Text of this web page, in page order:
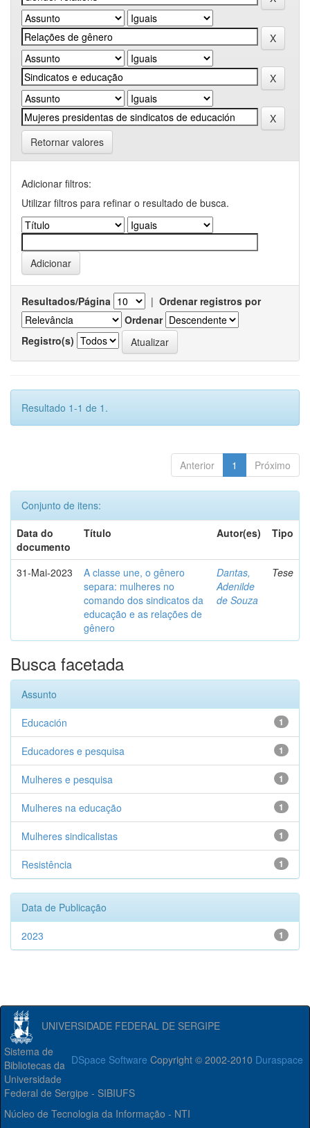
Retornar valores
Adicionar filtros:
Utilizar filtros para refinar o resultado de busca.
Resultados/Página | Ordenar registros por
Ordenar
Registro(s)
Resultado 1-1 de 1.
Anterior 1 Próximo
Conjunto de itens:
Data do
documento
Título Autor(es) Tipo
31-Mai-2023
A classe une, o gênero
separa: mulheres no
comando dos sindicatos da
educação e as relações de
gênero
Dantas,
Adenilde
de Souza
Tese
Busca facetada
Assunto
1
Educación
1
Educadores e pesquisa
1
Mulheres e pesquisa
1
Mulheres na educação
1
Mulheres sindicalistas
1
Resistência
Data de Publicação
1
2023
UNIVERSIDADE FEDERAL DE SERGIPE
DSpace Software Copyright © 2002-2010 Duraspace
Sistema de
Bibliotecas da
Universidade
Federal de Sergipe - SIBIUFS
Núcleo de Tecnologia da Informação - NTI